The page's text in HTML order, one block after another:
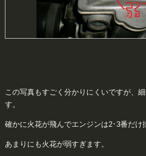
この写真もすごく分かりにくいですが、
す。
確かに火花が飛んでエンジンは2･3番だけ
あまりにも火花が弱すぎます。